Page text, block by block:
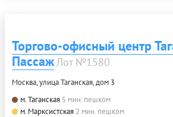
Торгово-офисный центр
ПассажЛот №1580
Москва, улица Таганская, дом 3
м. Таганская 5 мин. пешком
м. Марксистская 2 мин. пешком